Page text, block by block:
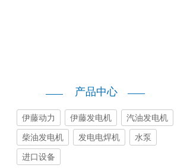
产品中心
伊藤动力 伊藤发电机 汽油发电机
柴油发电机 发电电焊机 水泵
进口设备